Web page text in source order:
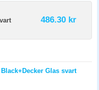
486.30 kr
Glas svart